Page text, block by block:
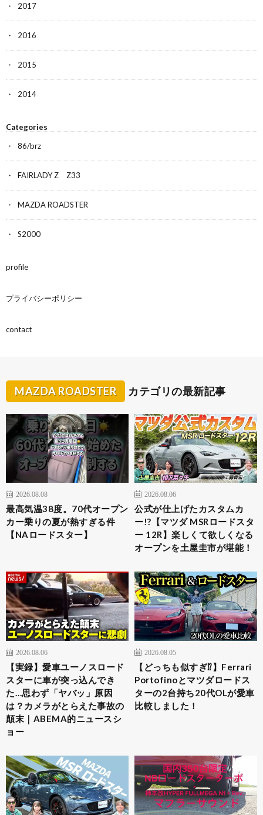
2017
2016
2015
2014
Categories
86/brz
FAIRLADY Z Z33
MAZDA ROADSTER
S2000
profile
プライバシーポリシー
contact
MAZDA ROADSTER カテゴリの最新記事
2026.08.08
最高気温38度。70代オープン
カー乗りの夏が熱すぎる件
【NAロードスター】
2026.08.06
公式が仕上げたカスタムカ
ー!?【マツダ MSRロードスタ
ー 12R】楽しくて欲しくなる
オープンを土屋圭市が堪能！
2026.08.06
【実録】愛車ユーノスロード
スターに車が突っ込んでき
た…思わず「ヤバッ」原因
は？カメラがとらえた事故の
顛末｜ABEMA的ニュースシ
ョー
2026.08.05
【どっちも似すぎ⁉︎】Ferrari
Portofinoとマツダロードス
ターの2台持ち20代OLが愛車
比較しました！